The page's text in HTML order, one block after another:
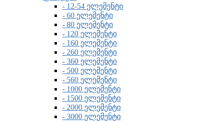
- 12-54 ელემენტი
- 60 ელემენტი
- 80 ელემენტი
- 120 ელემენტი
- 160 ელემენტი
- 260 ელემენტი
- 360 ელემენტი
- 500 ელემენტი
- 560 ელემენტი
- 1000 ელემენტი
- 1500 ელემენტი
- 2000 ელემენტი
- 3000 ელემენტი